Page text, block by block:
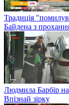
Традиція
Байдена з
Людмила Барбір
Впізнай зірку